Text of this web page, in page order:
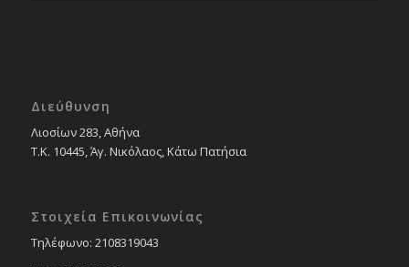
Διεύθυνση
Λιοσίων 283, Αθήνα
Τ.Κ. 10445, Άγ. Νικόλαος, Κάτω Πατήσια
Στοιχεία Επικοινωνίας
Tηλέφωνο: 2108319043